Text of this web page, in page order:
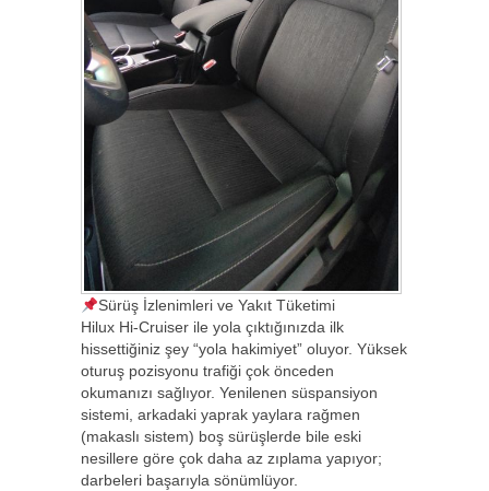
Sürüş İzlenimleri ve Yakıt Tüketimi
Hilux Hi-Cruiser ile yola çıktığınızda ilk
hissettiğiniz şey “yola hakimiyet” oluyor. Yüksek
oturuş pozisyonu trafiği çok önceden
okumanızı sağlıyor. Yenilenen süspansiyon
sistemi, arkadaki yaprak yaylara rağmen
(makaslı sistem) boş sürüşlerde bile eski
nesillere göre çok daha az zıplama yapıyor;
darbeleri başarıyla sönümlüyor.